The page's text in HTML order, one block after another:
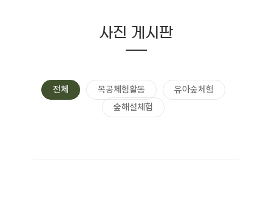
사진 게시판
전체 목공체험활동
유아숲체험
숲해설체험